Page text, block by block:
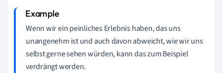
Wenn wir ein peinliches Erlebnis haben, das uns
unangenehm ist und auch davon abweicht, wie wir uns
selbst gerne sehen würden, kann das zum Beispiel
verdrängt werden.